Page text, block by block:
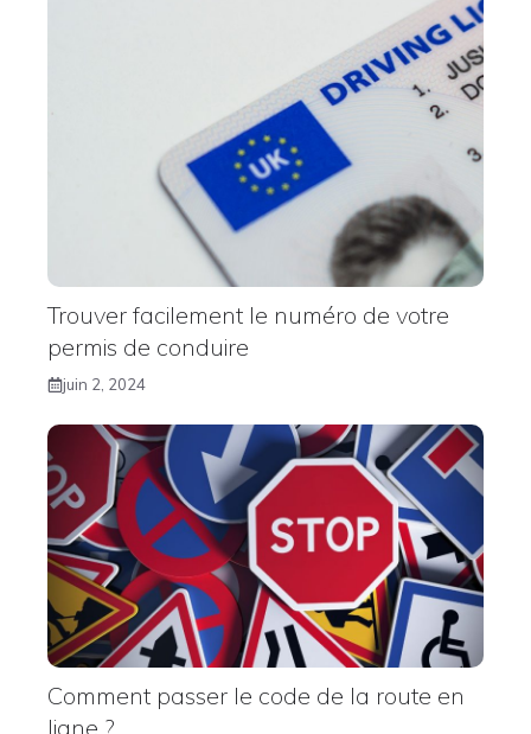
Trouver facilement le numéro de votre
permis de conduire
juin 2, 2024
Comment passer le code de la route en
ligne ?